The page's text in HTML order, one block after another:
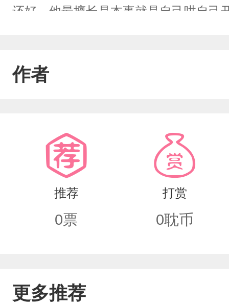
还好，他最擅长是本事就是自己哄自己
作者
推荐
0票
打赏
0耽币
更多推荐